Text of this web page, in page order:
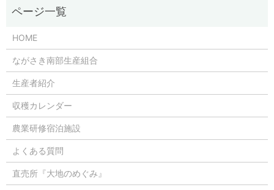
HOME
ながさき南部生産組合
生産者紹介
収穫カレンダー
農業研修宿泊施設
よくある質問
直売所『大地のめぐみ』